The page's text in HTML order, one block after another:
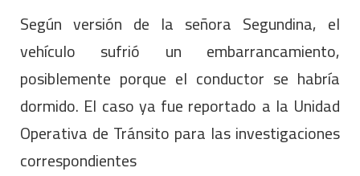
Según versión de la señora Segundina, el
vehículo sufrió un embarrancamiento,
posiblemente porque el conductor se habría
dormido. El caso ya fue reportado a la Unidad
Operativa de Tránsito para las investigaciones
correspondientes